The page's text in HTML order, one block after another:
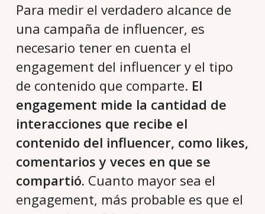
Para medir el verdadero alcance de
una campaña de influencer, es
necesario tener en cuenta el
engagement del influencer y el tipo
de contenido que comparte. El
engagement mide la cantidad de
interacciones que recibe el
contenido del influencer, como likes,
comentarios y veces en que se
compartió. Cuanto mayor sea el
engagement, más probable es que el